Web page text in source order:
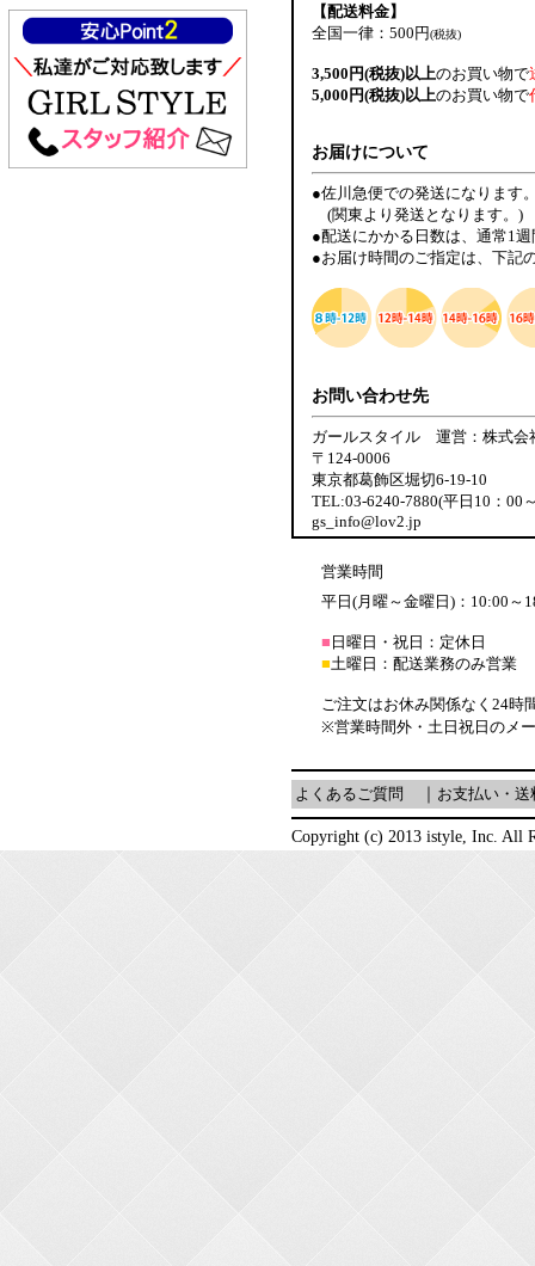
【配送料金】
全国一律：500円(税抜)
3,500円(税抜)以上のお買い物で
5,000円(税抜)以上のお買い物で
お届けについて
●佐川急便での発送になります
(関東より発送となります。)
●配送にかかる日数は、通常1
●お届け時間のご指定は、下記
お問い合わせ先
ガールスタイル 運営：株式会
〒124-0006
東京都葛飾区堀切6-19-10
TEL:03-6240-7880(平日10：00
gs_info@lov2.jp
営業時間
平日(月曜～金曜日)：10:00～
■ 日曜日・祝日：定休日
■土曜日：配送業務のみ営業
ご注文はお休み関係なく24時
※営業時間外・土日祝日のメ
よくあるご質問 お支払い・送
Copyright (c) 2013 istyle, Inc. All